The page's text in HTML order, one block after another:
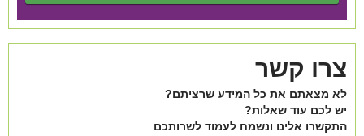
צרו קשר
לא מצאתם את כל המידע שרציתם?
יש לכם עוד שאלות?
התקשרו אלינו ונשמח לעמוד לשרותכם